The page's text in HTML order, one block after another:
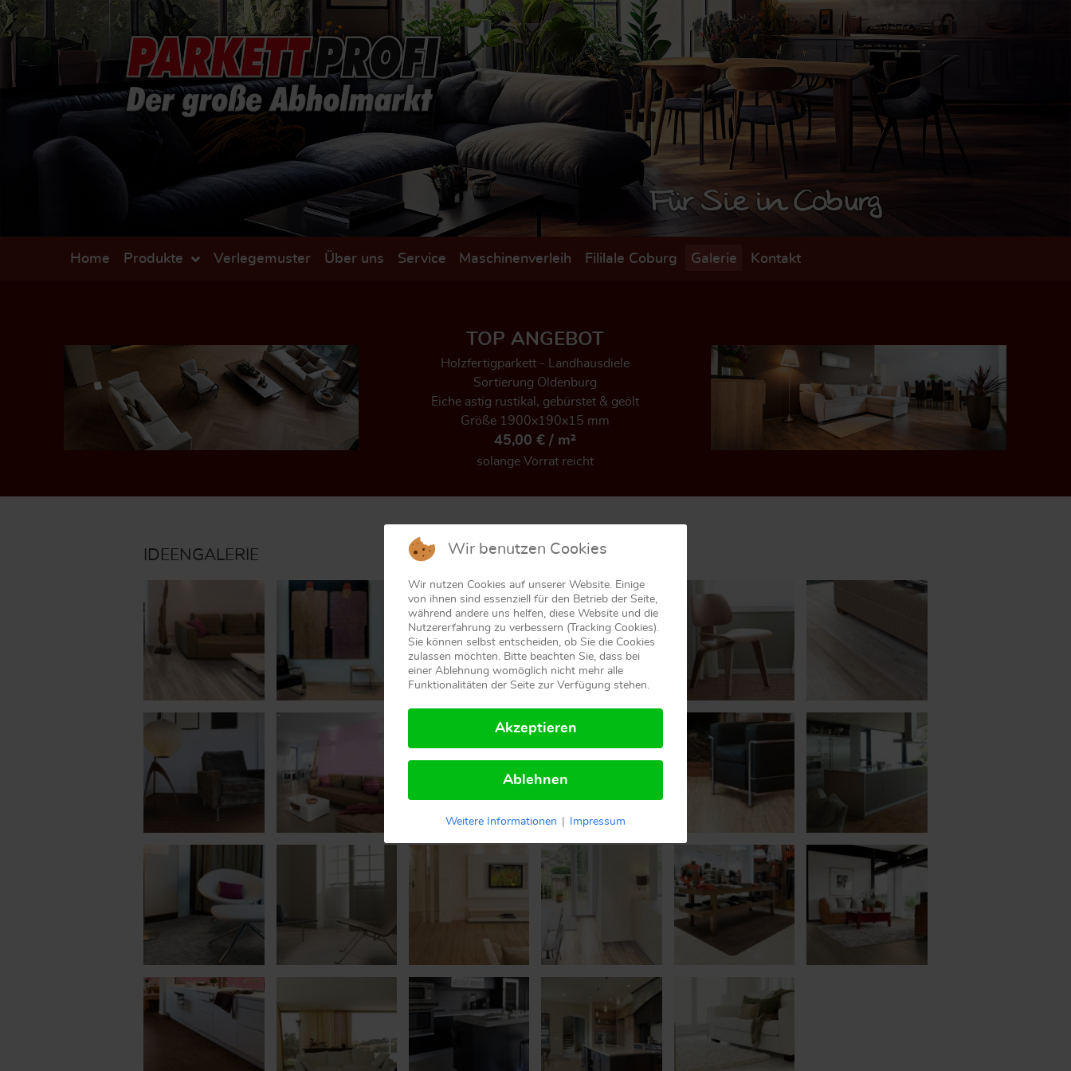
Home Produkte Verlegemuster Über uns Service Maschinenverleih Fililale Coburg Galerie Kontakt
TOP ANGEBOT
Holzfertigparkett - Landhausdiele
Sortierung Oldenburg
Eiche astig rustikal, gebürstet & geölt
Größe 1900x190x15 mm
45,00 € / m²
solange Vorrat reicht
IDEENGALERIE Wir benutzen Cookies
Wir nutzen Cookies auf unserer Website. Einige
von ihnen sind essenziell für den Betrieb der Seite,
während andere uns helfen, diese Website und die
Nutzererfahrung zu verbessern (Tracking Cookies).
Sie können selbst entscheiden, ob Sie die Cookies
zulassen möchten. Bitte beachten Sie, dass bei
einer Ablehnung womöglich nicht mehr alle
Funktionalitäten der Seite zur Verfügung stehen.
Akzeptieren
Ablehnen
Weitere Informationen Impressum